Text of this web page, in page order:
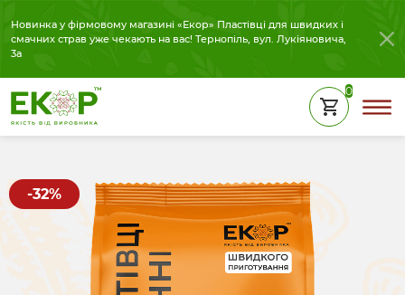
Новинка у фірмовому магазині «Екор» Пластівці для швидких і
смачних страв уже чекають на вас! Тернопіль, вул. Лукіяновича,
3а
0
-32%